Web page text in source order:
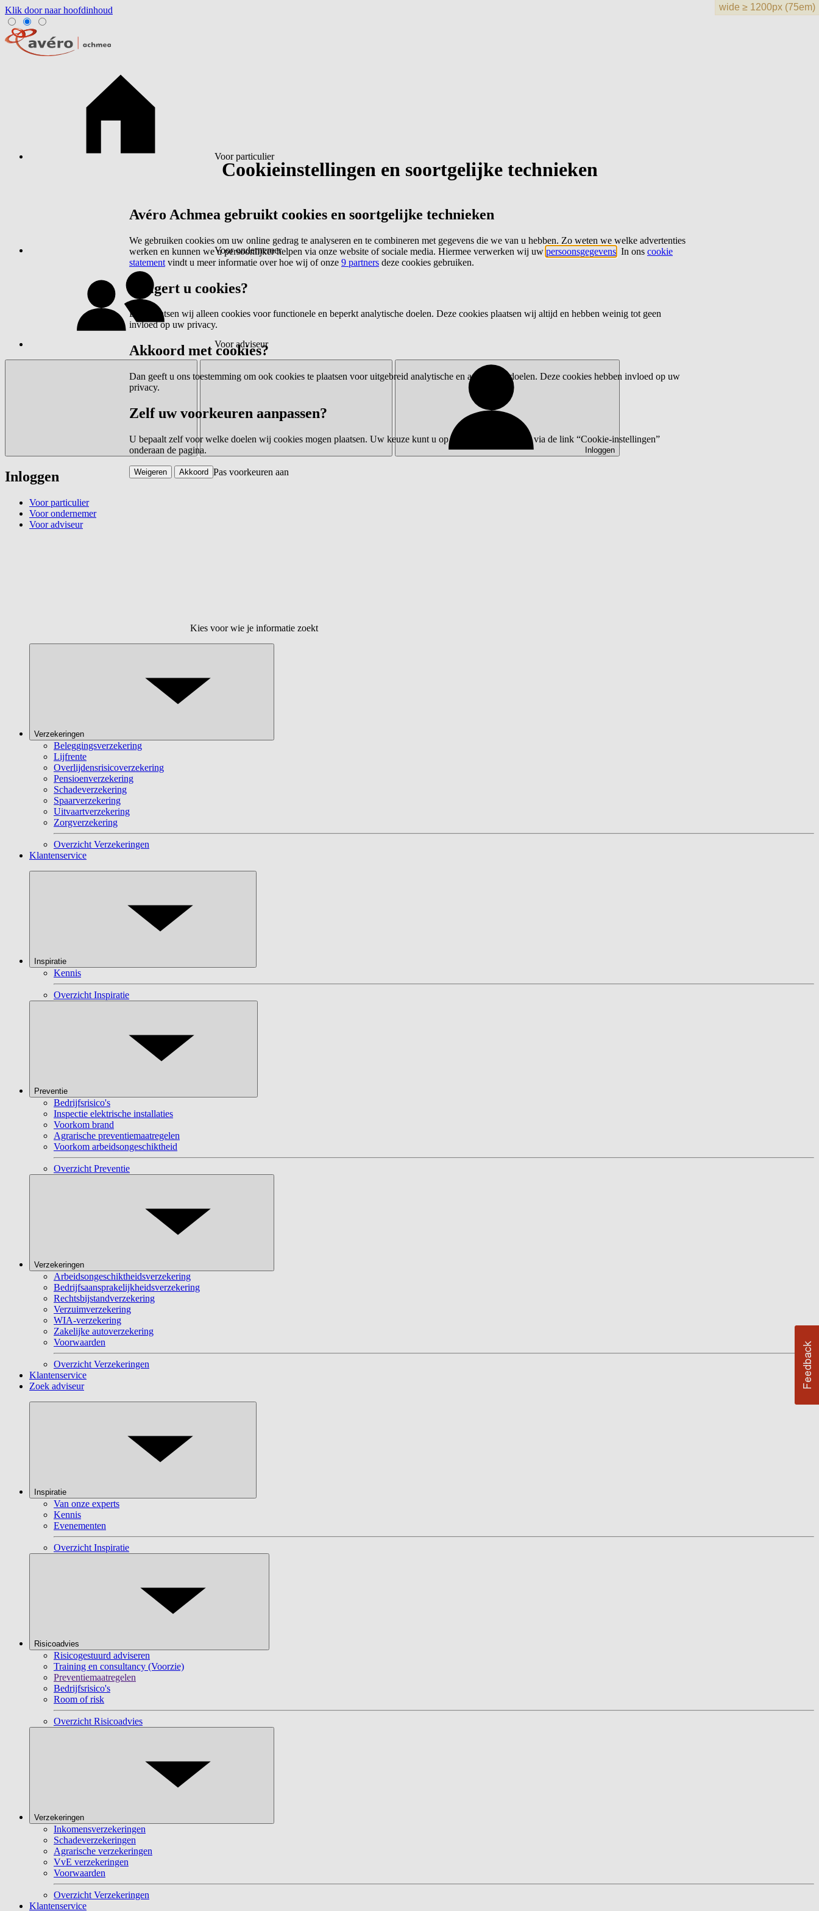
Klik door naar hoofdinhoud
Voor particulier
Voor ondernemer
Voor adviseur
Inloggen
Inloggen
Voor particulier
Voor ondernemer
Voor adviseur
Kies voor wie je informatie zoekt
Verzekeringen
Beleggingsverzekering
Lijfrente
Overlijdensrisicoverzekering
Pensioenverzekering
Schadeverzekering
Spaarverzekering
Uitvaartverzekering
Zorgverzekering
Overzicht Verzekeringen
Klantenservice
Inspiratie
Kennis
Overzicht Inspiratie
Preventie
Bedrijfsrisico's
Inspectie elektrische installaties
Voorkom brand
Agrarische preventiemaatregelen
Voorkom arbeidsongeschiktheid
Overzicht Preventie
Verzekeringen
Arbeidsongeschiktheidsverzekering
Bedrijfsaansprakelijkheidsverzekering
Rechtsbijstandverzekering
Verzuimverzekering
WIA-verzekering
Zakelijke autoverzekering
Voorwaarden
Overzicht Verzekeringen
Klantenservice
Zoek adviseur
Inspiratie
Van onze experts
Kennis
Evenementen
Overzicht Inspiratie
Risicoadvies
Risicogestuurd adviseren
Training en consultancy (Voorzie)
Preventiemaatregelen
Bedrijfsrisico's
Room of risk
Overzicht Risicoadvies
Verzekeringen
Inkomensverzekeringen
Schadeverzekeringen
Agrarische verzekeringen
VvE verzekeringen
Voorwaarden
Overzicht Verzekeringen
Klantenservice
Cookieinstellingen en soortgelijke technieken
Avéro Achmea gebruikt cookies en soortgelijke technieken
We gebruiken cookies om uw online gedrag te analyseren en te combineren met gegevens die we van u hebben. Zo weten we welke advertenties
werken en kunnen we u persoonlijker helpen via onze website of sociale media. Hiermee verwerken wij uw persoonsgegevens . In ons cookie
statement vindt u meer informatie over hoe wij of onze 9 partners deze cookies gebruiken.
Weigert u cookies?
Dan plaatsen wij alleen cookies voor functionele en beperkt analytische doelen. Deze cookies plaatsen wij altijd en hebben weinig tot geen
invloed op uw privacy.
Akkoord met cookies?
Dan geeft u ons toestemming om ook cookies te plaatsen voor uitgebreid analytische en advertentiedoelen. Deze cookies hebben invloed op uw
privacy.
Zelf uw voorkeuren aanpassen?
U bepaalt zelf voor welke doelen wij cookies mogen plaatsen. Uw keuze kunt u op elk moment wijzigen via de link “Cookie-instellingen”
onderaan de pagina.
Pas voorkeuren aan
Weigeren Akkoord